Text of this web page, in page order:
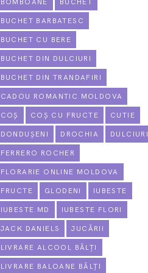
BOMBOANE BUCHET
BUCHET BARBATESC
BUCHET CU BERE
BUCHET DIN DULCIURI
BUCHET DIN TRANDAFIRI
CADOU ROMANTIC MOLDOVA
COȘ COȘ CU FRUCTE CUTIE
DONDUȘENI DROCHIA
FERRERO ROCHER
FLORARIE ONLINE MOLDOVA
FRUCTE GLODENI IUBESTE
IUBESTE.MD IUBESTE FLORI
JACK DANIELS JUCĂRII
LIVRARE ALCOOL BĂLȚI
LIVRARE BALOANE BĂLȚI